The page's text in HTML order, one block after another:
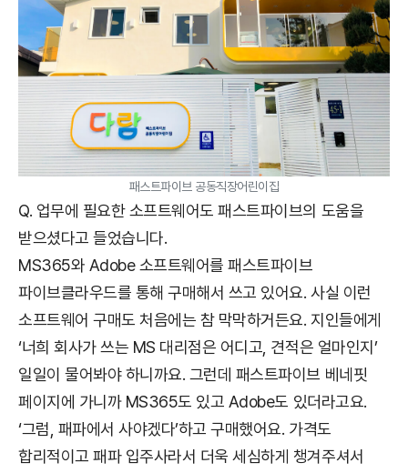
패스트파이브 공동직장어린이집
Q. 업무에 필요한 소프트웨어도 패스트파이브의 도움을
받으셨다고 들었습니다.
MS365와 Adobe 소프트웨어를 패스트파이브
파이브클라우드를 통해 구매해서 쓰고 있어요. 사실 이런
소프트웨어 구매도 처음에는 참 막막하거든요. 지인들에게
‘너희 회사가 쓰는 MS 대리점은 어디고, 견적은 얼마인지’
일일이 물어봐야 하니까요. 그런데 패스트파이브 베네핏
페이지에 가니까 MS365도 있고 Adobe도 있더라고요.
‘그럼, 패파에서 사야겠다’하고 구매했어요. 가격도
합리적이고 패파 입주사라서 더욱 세심하게 챙겨주셔서